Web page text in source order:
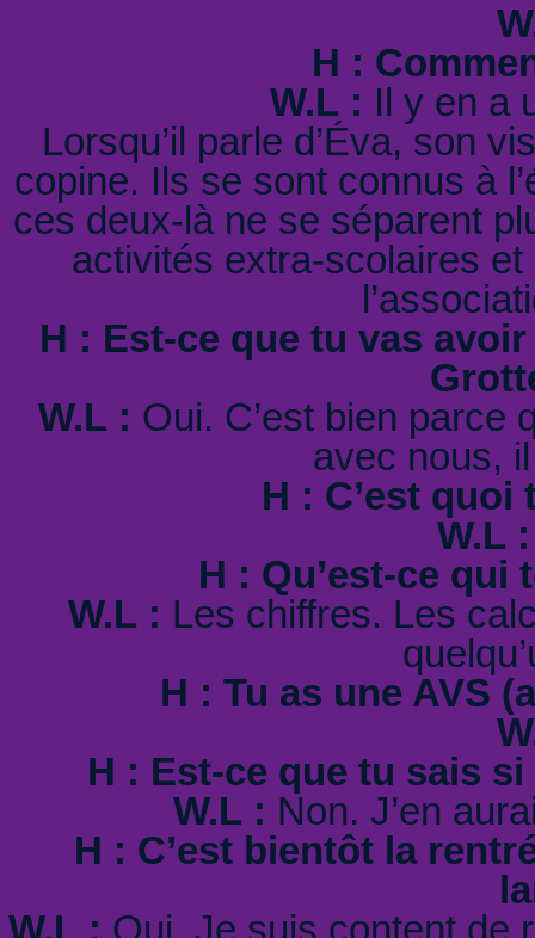
H :
W.L : Il y en a
Lorsqu’il parle d’Éva, son
copine. Ils se sont connus à
ces deux-là ne se séparent
activités extra-scolaires et
H : Est-ce que tu vas
W.L : Oui. C’est bien parce
avec nous,
H : C’est quoi
W.L :
H : Qu’est-ce qui
W.L : Les chiffres. Les
H : Tu as une AVS
H : Est-ce que tu sais
W.L : Non. J’en
H : C’est bientôt la
W.L : Oui. Je suis content de